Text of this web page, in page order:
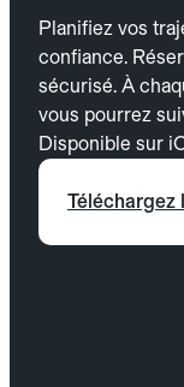
Planifiez vos
confiance.
sécurisé. À
vous pourrez
Disponible sur
Téléchargez